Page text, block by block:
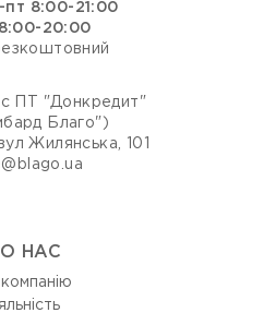
пт 8:00-21:00
20:00
ПТ "Донкредит"
Благо")
Жилянська, 101
НАС